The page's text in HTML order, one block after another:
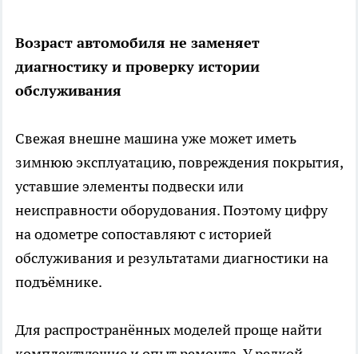
Возраст автомобиля не заменяет
диагностику и проверку истории
обслуживания
Свежая внешне машина уже может иметь
зимнюю эксплуатацию, повреждения покрытия,
уставшие элементы подвески или
неисправности оборудования. Поэтому цифру
на одометре сопоставляют с историей
обслуживания и результатами диагностики на
подъёмнике.
Для распространённых моделей проще найти